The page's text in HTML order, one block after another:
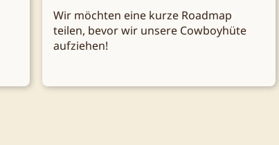
Wir möchten eine kurze Roadmap
teilen, bevor wir unsere Cowboyhüte
aufziehen!